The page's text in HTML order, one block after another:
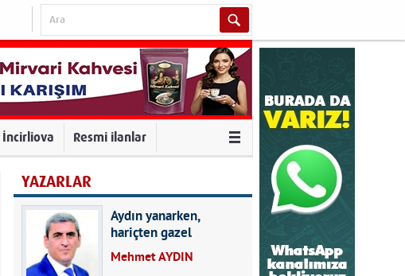
İncirliova Resmi ilanlar
YAZARLAR
Aydın yanarken,
hariçten gazel
okuyarak kalpleri de
Mehmet AYDIN